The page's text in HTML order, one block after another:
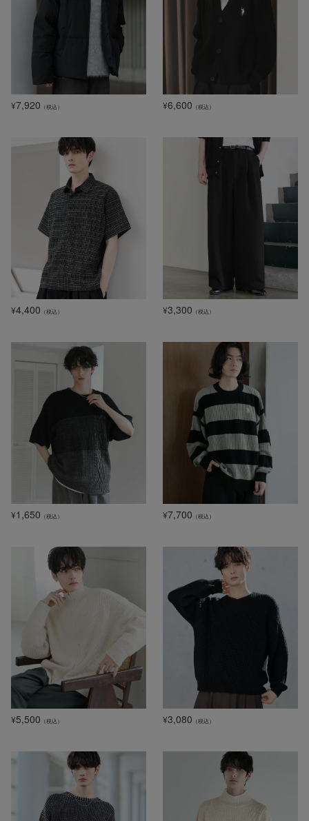
¥7,920 （税込） ¥6,600 （税込）
¥4,400 （税込） ¥3,300 （税込）
¥1,650 （税込） ¥7,700 （税込）
¥5,500 （税込） ¥3,080 （税込）